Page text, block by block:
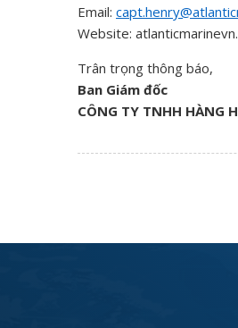
Email:
Website:
Trân trọng thông báo,
Ban Giám đốc
CÔNG TY TNHH HÀNG